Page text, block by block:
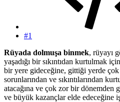
#1
Rüyada dolmuşa binmek, rüyayı
yaşadığı bir sıkıntıdan kurtulmak
bir yere gideceğine, gittiği yerde
sorunlarından ve sıkıntılarından
atacağına ve çok zor bir dönemden
ve büyük kazançlar elde edeceğine